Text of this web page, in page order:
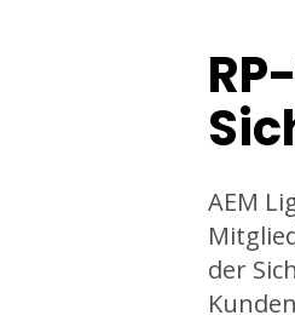
AEM
der